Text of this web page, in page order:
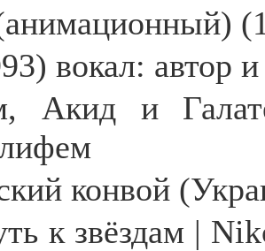
вокал: автор
Акид и
конвой
к звёздам |